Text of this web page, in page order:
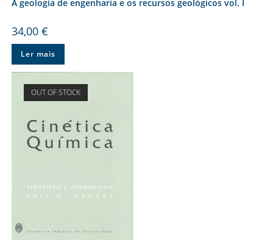
A geologia de engenharia e os recursos geológicos vol. I
34,00 €
Ler mais
OUT OF STOCK